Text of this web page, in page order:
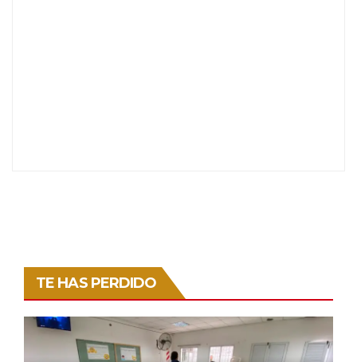
TE HAS PERDIDO